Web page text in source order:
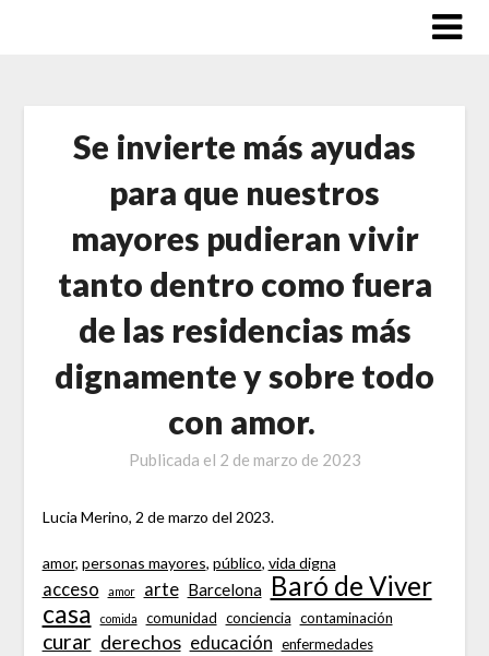
Se invierte más ayudas
para que nuestros
mayores pudieran vivir
tanto dentro como fuera
de las residencias más
dignamente y sobre todo
con amor.
Publicada el 2 de marzo de 2023
Lucia Merino, 2 de marzo del 2023.
amor, personas mayores, público, vida digna
acceso amor arte Barcelona Baró de Viver
casa comida comunidad conciencia contaminación
curar derechos educación enfermedades